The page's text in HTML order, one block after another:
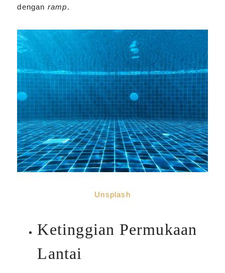
dengan ramp.
Unsplash
Ketinggian Permukaan
Lantai